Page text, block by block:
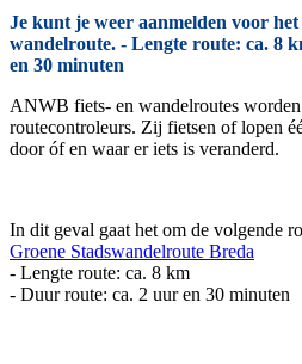
Je kunt je weer aanmelden voor
wandelroute. - Lengte route: ca. 8
en 30 minuten
ANWB fiets- en wandelroutes
routecontroleurs. Zij fietsen of lopen
door óf en waar er iets is veranderd.
In dit geval gaat het om de volgende
Groene Stadswandelroute Breda
- Lengte route: ca. 8 km
- Duur route: ca. 2 uur en 30 minuten